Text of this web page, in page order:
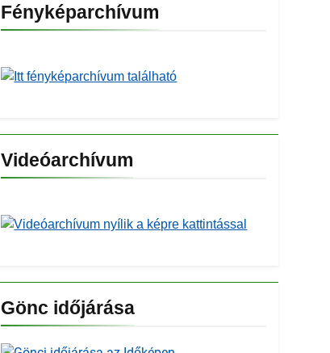
Fényképarchívum
Videóarchívum
Gönc időjárása